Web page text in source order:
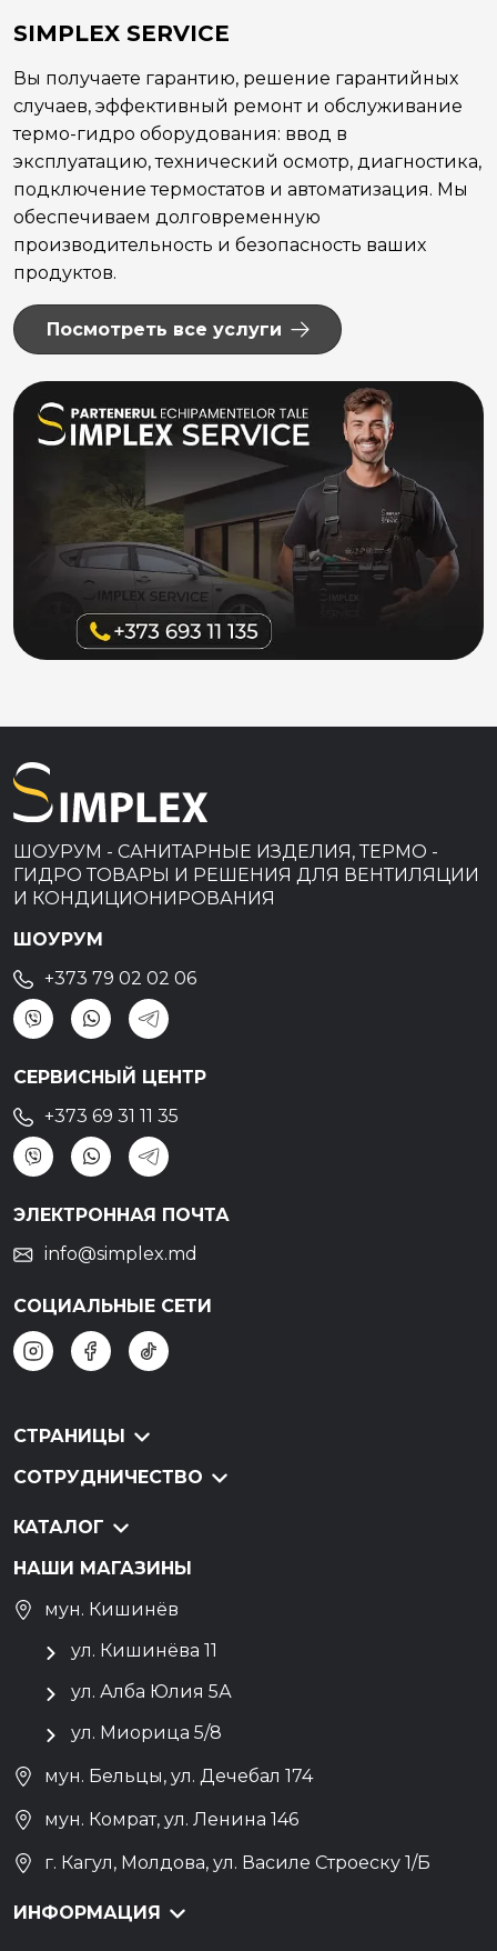
SIMPLEX SERVICE
Вы получаете гарантию, решение гарантийных
случаев, эффективный ремонт и обслуживание
термо-гидро оборудования: ввод в
эксплуатацию, технический осмотр, диагностика,
подключение термостатов и автоматизация. Мы
обеспечиваем долговременную
производительность и безопасность ваших
продуктов.
Посмотреть все услуги
ШОУРУМ - САНИТАРНЫЕ ИЗДЕЛИЯ, ТЕРМО -
ГИДРО ТОВАРЫ И РЕШЕНИЯ ДЛЯ ВЕНТИЛЯЦИИ
И КОНДИЦИОНИРОВАНИЯ
ШОУРУМ
+373 79 02 02 06
СЕРВИСНЫЙ ЦЕНТР
+373 69 31 11 35
ЭЛЕКТРОННАЯ ПОЧТА
info@simplex.md
СОЦИАЛЬНЫЕ СЕТИ
СТРАНИЦЫ
СОТРУДНИЧЕСТВО
КАТАЛОГ
НАШИ МАГАЗИНЫ
мун. Кишинёв
ул. Кишинёва 11
ул. Алба Юлия 5А
ул. Миорица 5/8
мун. Бельцы, ул. Дечебал 174
мун. Комрат, ул. Ленина 146
г. Кагул, Молдова, ул. Василе Строеску 1/Б
ИНФОРМАЦИЯ